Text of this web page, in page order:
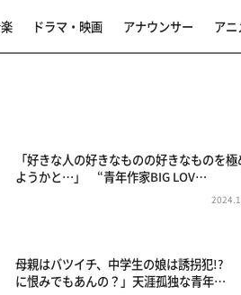
ドラマ・映画 アナウンサー アニ
「好きな人の好きなものの好きなものを極
ようかと…」 “青年作家BIG LOV…
母親はバツイチ、中学生の娘は誘拐犯!?
に恨みでもあんの？」天涯孤独な青年…